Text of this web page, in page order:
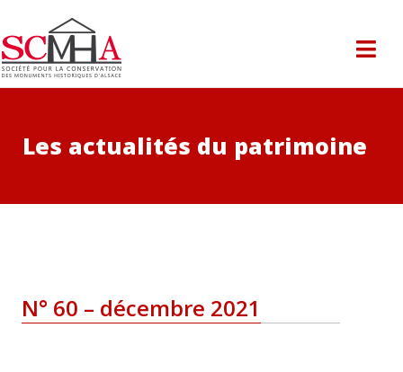
Les actualités du patrimoine
N° 60 – décembre 2021